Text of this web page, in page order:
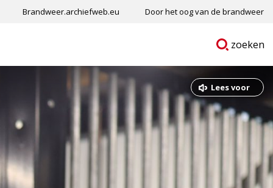
Brandweer.archiefweb.eu Door het oog van de brandweer
Ga
zoeken
Lees voor